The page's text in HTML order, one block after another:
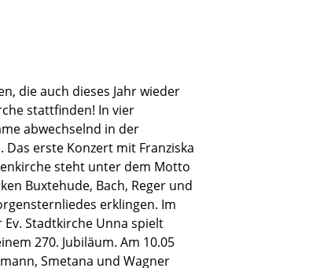
die auch dieses Jahr wieder
stattfinden! In vier
abwechselnd in der
erste Konzert mit Franziska
steht unter dem Motto
Buxtehude, Bach, Reger und
erklingen. Im
Stadtkirche Unna spielt
270. Jubiläum. Am 10.05
Smetana und Wagner